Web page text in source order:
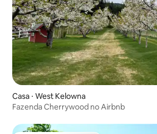
Casa ⋅ West Kelowna
Fazenda Cherrywood no Airbnb